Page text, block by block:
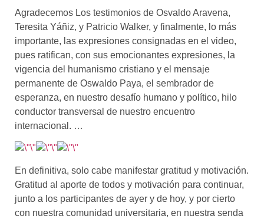
Agradecemos Los testimonios de Osvaldo Aravena,
Teresita Yáñiz, y Patricio Walker, y finalmente, lo más
importante, las expresiones consignadas en el video,
pues ratifican, con sus emocionantes expresiones, la
vigencia del humanismo cristiano y el mensaje
permanente de Oswaldo Paya, el sembrador de
esperanza, en nuestro desafío humano y político, hilo
conductor transversal de nuestro encuentro
internacional. …
En definitiva, solo cabe manifestar gratitud y motivación.
Gratitud al aporte de todos y motivación para continuar,
junto a los participantes de ayer y de hoy, y por cierto
con nuestra comunidad universitaria, en nuestra senda